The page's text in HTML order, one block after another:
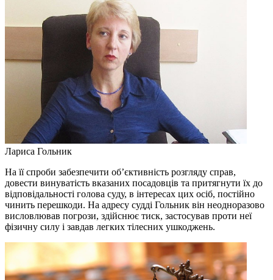
Лариса Гольник
На її спроби забезпечити об’єктивність розгляду справ,
довести винуватість вказаних посадовців та притягнути їх до
відповідальності голова суду, в інтересах цих осіб, постійно
чинить перешкоди. На адресу судді Гольник він неодноразово
висловлював погрози, здійснює тиск, застосував проти неї
фізичну силу і завдав легких тілесних ушкоджень.